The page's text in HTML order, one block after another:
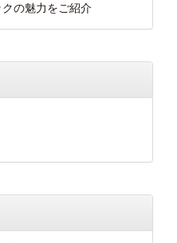
の魅力をご紹介